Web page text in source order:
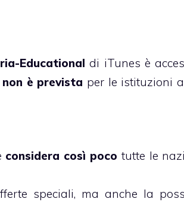
Educational di iTunes è
non è prevista per le istituzioni
considera così poco tutte le
speciali, ma anche la